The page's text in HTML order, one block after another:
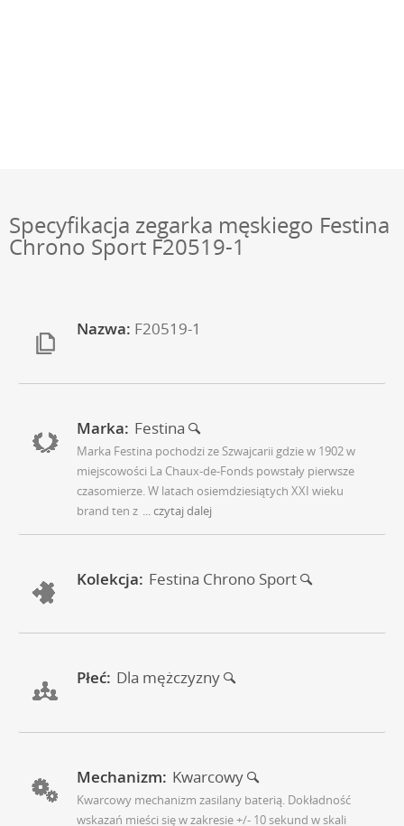
Specyfikacja zegarka męskiego Festina
Chrono Sport F20519-1
Nazwa: F20519-1
Marka: Festina
Marka Festina pochodzi ze Szwajcarii gdzie w 1902 w
miejscowości La Chaux-de-Fonds powstały pierwsze
czasomierze. W latach osiemdziesiątych XXI wieku
brand ten z ... czytaj dalej
Kolekcja: Festina Chrono Sport
Płeć: Dla mężczyzny
Mechanizm: Kwarcowy
Kwarcowy mechanizm zasilany baterią. Dokładność
wskazań mieści się w zakresie +/- 10 sekund w skali